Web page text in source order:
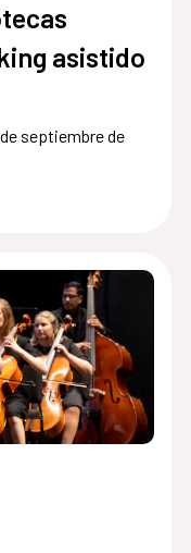
asistido
septiembre de